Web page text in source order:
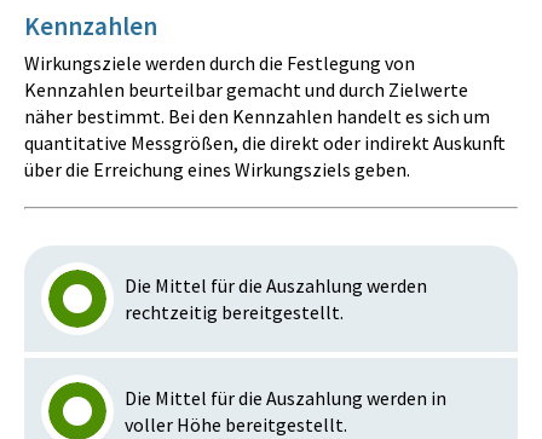
Kennzahlen
Wirkungsziele werden durch die Festlegung von
Kennzahlen beurteilbar gemacht und durch Zielwerte
näher bestimmt. Bei den Kennzahlen handelt es sich um
quantitative Messgrößen, die direkt oder indirekt Auskunft
über die Erreichung eines Wirkungsziels geben.
Die Mittel für die Auszahlung werden
rechtzeitig bereitgestellt.
Die Mittel für die Auszahlung werden in
voller Höhe bereitgestellt.